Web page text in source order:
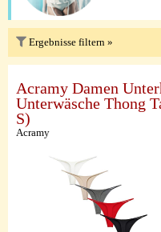
Ergebnisse filtern »
Acramy Damen
Unterwäsche Thong
S)
Acramy